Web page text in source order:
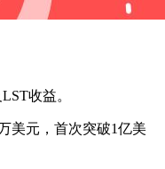
收益。
美元，首次突破1亿美